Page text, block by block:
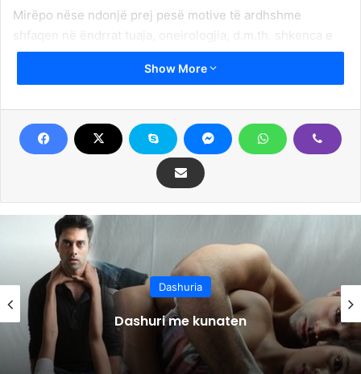
Mirëpo nëse ndonjë prej pesë motive të ardhshme
shfaqen në ëndrrat tuaja, oneirologjia, d.m.th. shkenca e
interpretimit të ëndrrave thekson që dashuria së shpejti
do të trokasë në dyert tuaja.
Ky motiv nuk ka vetëm një kuptim. Nëse ju lozni me kukull,
ajo do të thotë grindje, kontest. Mirëpo, nëse e dhuroni
Lakuriqësia
Shpesh shfaqet ky motiv i çuditshëm në ëndrrat tona.
Nëse zhvisheni apo tashmë jeni lakuriq, ajo tregon ardhjen
e njohjes së re. Ai person i panjohur mund të jetë i
rëndësishëm për Ju, person me të cilin mund të keni
romancë.
Show More
Dashuria
Dashuri me kunaten